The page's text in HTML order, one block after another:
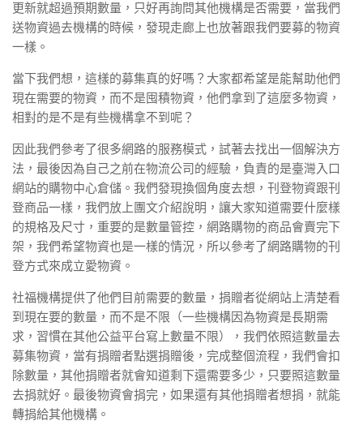
更新就超過預期數量，只好再詢問其他機構是否需要，當我們
送物資過去機構的時候，發現走廊上也放著跟我們要募的物資
一樣。
當下我們想，這樣的募集真的好嗎？大家都希望是能幫助他們
現在需要的物資，而不是囤積物資，他們拿到了這麼多物資，
相對的是不是有些機構拿不到呢？
因此我們參考了很多網路的服務模式，試著去找出一個解決方
法，最後因為自己之前在物流公司的經驗，負責的是臺灣入口
網站的購物中心倉儲。我們發現換個角度去想，刊登物資跟刊
登商品一樣，我們放上團文介紹說明，讓大家知道需要什麼樣
的規格及尺寸，重要的是數量管控，網路購物的商品會賣完下
架，我們希望物資也是一樣的情況，所以參考了網路購物的刊
登方式來成立愛物資。
社福機構提供了他們目前需要的數量，捐贈者從網站上清楚看
到現在要的數量，而不是不限（一些機構因為物資是長期需
求，習慣在其他公益平台寫上數量不限），我們依照這數量去
募集物資，當有捐贈者點選捐贈後，完成整個流程，我們會扣
除數量，其他捐贈者就會知道剩下還需要多少，只要照這數量
去捐就好。最後物資會捐完，如果還有其他捐贈者想捐，就能
轉捐給其他機構。